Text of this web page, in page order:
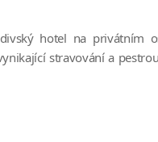
hotel na privátním
stravování a